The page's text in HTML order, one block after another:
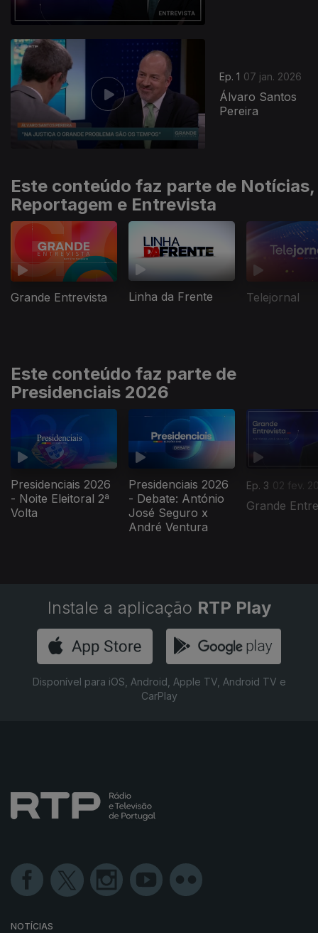
Ep. 1 07 jan. 2026
Álvaro Santos
Pereira
Este conteúdo faz parte de Notícias,
Reportagem e Entrevista
Grande Entrevista Linha da Frente Telejornal
Este conteúdo faz parte de
Presidenciais 2026
Presidenciais 2026
- Noite Eleitoral 2ª
Volta
Presidenciais 2026
- Debate: António
José Seguro x
André Ventura
Ep. 3 02 fev.
Grande
Instale a aplicação RTP Play
Disponível para iOS, Android, Apple TV, Android TV e
CarPlay
NOTÍCIAS